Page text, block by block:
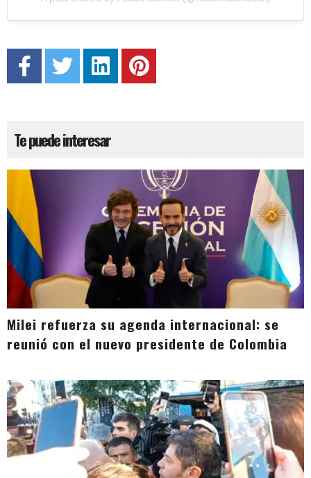
Te puede interesar
Milei refuerza su agenda internacional: se
reunió con el nuevo presidente de Colombia